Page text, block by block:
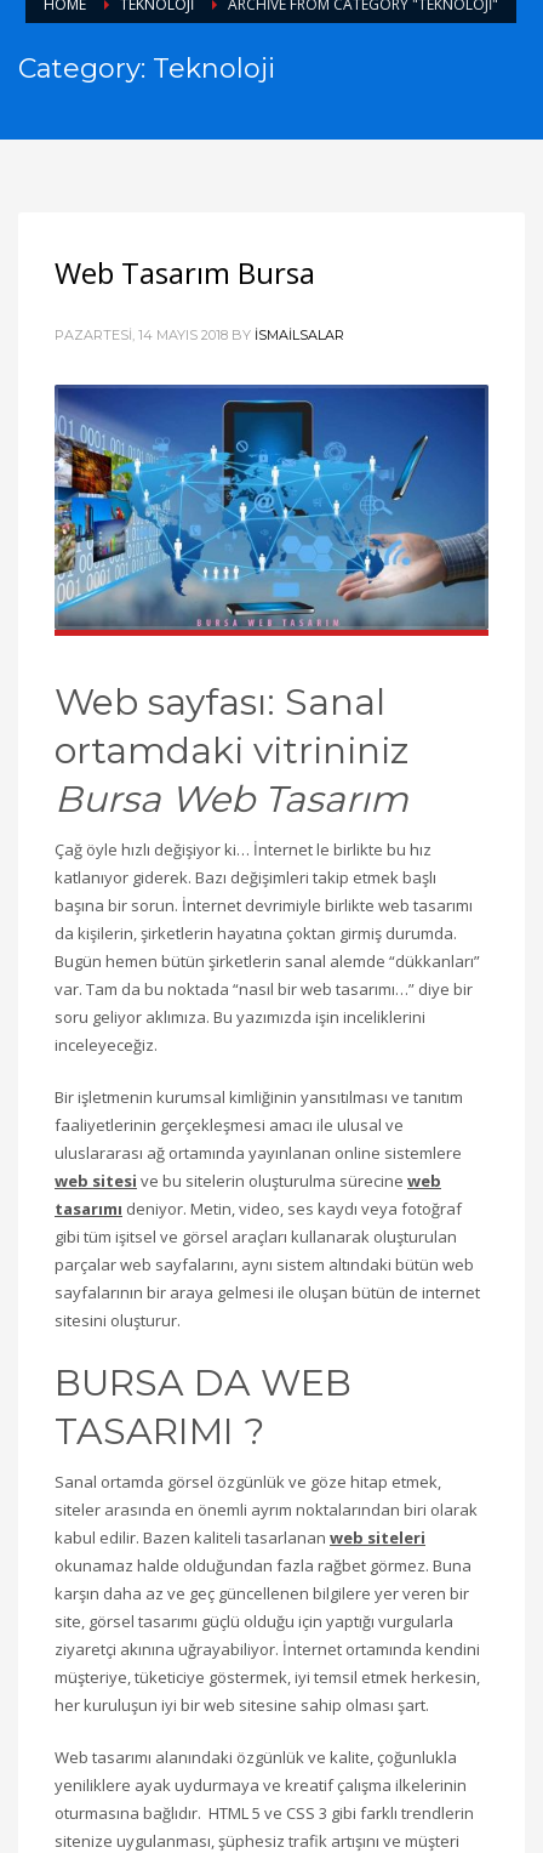
Category: Teknoloji
Web Tasarım Bursa
PAZARTESI, 14 MAYIS 2018 BY ISMAILSALAR
Web sayfası: Sanal
ortamdaki vitrininiz
Bursa Web Tasarım
Çağ öyle hızlı değişiyor ki… İnternet le birlikte bu hız
katlanıyor giderek. Bazı değişimleri takip etmek başlı
başına bir sorun. İnternet devrimiyle birlikte web tasarımı
da kişilerin, şirketlerin hayatına çoktan girmiş durumda.
Bugün hemen bütün şirketlerin sanal alemde “dükkanları”
var. Tam da bu noktada “nasıl bir web tasarımı…” diye bir
soru geliyor aklımıza. Bu yazımızda işin inceliklerini
inceleyeceğiz.
Bir işletmenin kurumsal kimliğinin yansıtılması ve tanıtım
faaliyetlerinin gerçekleşmesi amacı ile ulusal ve
uluslararası ağ ortamında yayınlanan online sistemlere
web sitesi ve bu sitelerin oluşturulma sürecine web
tasarımı deniyor. Metin, video, ses kaydı veya fotoğraf
gibi tüm işitsel ve görsel araçları kullanarak oluşturulan
parçalar web sayfalarını, aynı sistem altındaki bütün web
sayfalarının bir araya gelmesi ile oluşan bütün de internet
sitesini oluşturur.
BURSA DA WEB
TASARIMI ?
Sanal ortamda görsel özgünlük ve göze hitap etmek,
siteler arasında en önemli ayrım noktalarından biri olarak
kabul edilir. Bazen kaliteli tasarlanan web siteleri
okunamaz halde olduğundan fazla rağbet görmez. Buna
karşın daha az ve geç güncellenen bilgilere yer veren bir
site, görsel tasarımı güçlü olduğu için yaptığı vurgularla
ziyaretçi akınına uğrayabiliyor. İnternet ortamında kendini
müşteriye, tüketiciye göstermek, iyi temsil etmek herkesin,
her kuruluşun iyi bir web sitesine sahip olması şart.
Web tasarımı alanındaki özgünlük ve kalite, çoğunlukla
yeniliklere ayak uydurmaya ve kreatif çalışma ilkelerinin
oturmasına bağlıdır. HTML 5 ve CSS 3 gibi farklı trendlerin
sitenize uygulanması, şüphesiz trafik artışını ve müşteri